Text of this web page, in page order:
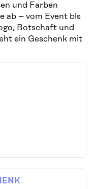
und Farben
ab – vom Event bis
Botschaft und
ein Geschenk mit